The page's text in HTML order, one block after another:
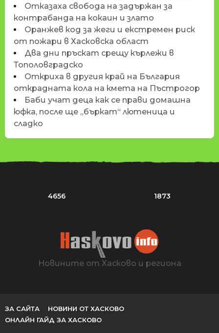
Отказаха свобода на задържан за
контрабанда на кокаин и злато
Оранжев код за жеги и екстремен риск
от пожари в Хасковска област
Два дни пръскат срещу кърлежи в
Тополовградско
Откриха в другия край на България
открадната кола на кмета на Пъстрогор
Баби учат деца как се прави домашна
юфка, после ще „бъркат“ лютеница и
сладко
4656 1873
Новините от Хасково и региона
ЗА САЙТА
НОВИНИ ОТ ХАСКОВО
ОНЛАЙН ГАЙД ЗА ХАСКОВО